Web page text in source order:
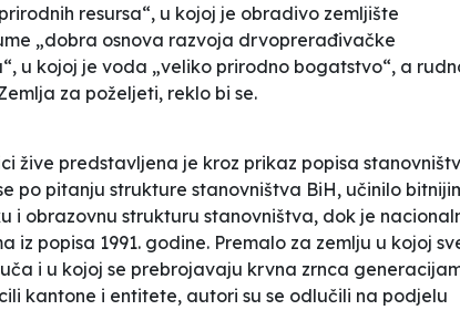
resursa“, u kojoj je obradivo zemljište
„dobra osnova razvoja drvoprerađivačke
u kojoj je voda „veliko prirodno bogatstvo“, a
za poželjeti, reklo bi se.
žive predstavljena je kroz prikaz popisa
po pitanju strukture stanovništva BiH, učinilo
i obrazovnu strukturu stanovništva, dok je
iz popisa 1991. godine. Premalo za zemlju u kojoj
i u kojoj se prebrojavaju krvna zrnca
kantone i entitete, autori su se odlučili na podjelu